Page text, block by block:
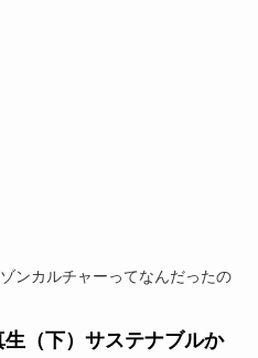
ンカルチャーってなんだったの
生（下）サステナブルか